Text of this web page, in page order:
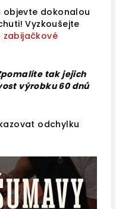
objevte dokonalou
Vyzkoušejte
zabijačkové
tak jejich
výrobku 60 dnů
odchylku